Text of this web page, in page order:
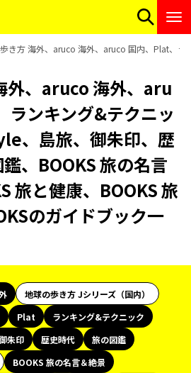
き方 海外、aruco 海外、aruco 国内、Plat、ラ
外、aruco 海外、aru
ンキング&テクニッ
、島旅、御朱印、歴
、BOOKS 旅の名言
旅と健康、BOOKS 旅
のガイドブック一
地球の歩き方 Jシリーズ（国内）
Plat
ランキング&テクニック
朱印 歴史時代
旅の図鑑
BOOKS 旅の名言＆絶景